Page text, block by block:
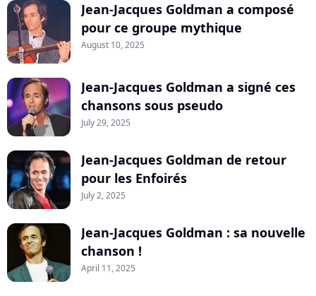
Jean-Jacques Goldman a composé
pour ce groupe mythique
August 10, 2025
Jean-Jacques Goldman a signé ces
chansons sous pseudo
July 29, 2025
Jean-Jacques Goldman de retour
pour les Enfoirés
July 2, 2025
Jean-Jacques Goldman : sa nouvelle
chanson !
April 11, 2025